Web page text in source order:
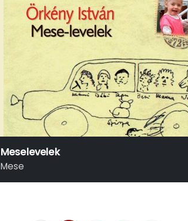
Meselevelek
Mese
Örkény István